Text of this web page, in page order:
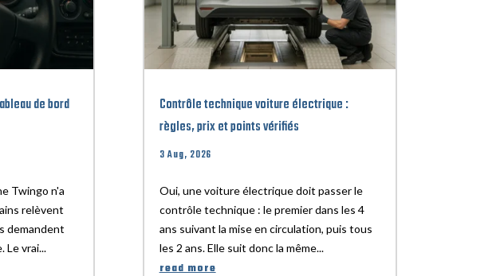
de bord
Twingo n'a
relèvent
demandent
Le vrai...
Contrôle technique voiture électrique :
règles, prix et points vérifiés
3 Aug, 2026
Oui, une voiture électrique doit passer le
contrôle technique : le premier dans les 4
ans suivant la mise en circulation, puis tous
les 2 ans. Elle suit donc la même...
read more